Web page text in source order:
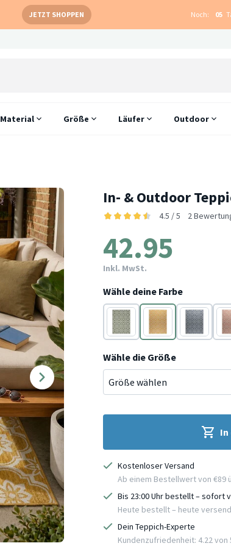
JETZT SHOPPEN Noch: 05
Material Größe Läufer Outdoor
In- & Outdoor
4.5 / 5 2
42.95
Inkl. MwSt.
Wähle deine Farbe
Grün Gelb Blau
Wähle die Größe
In
Kostenloser Versand
Ab einem Bestellwert von €89
Bis 23:00 Uhr bestellt – sofort
Heute bestellt – heute
Dein Teppich-Experte
Kundenzufriedenheit: 4.22 von 5